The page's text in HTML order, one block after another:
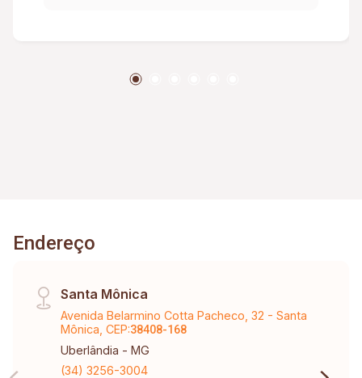
supermercados, posto de saúde e comércios
Endereço
Santa Mônica
Avenida Belarmino Cotta Pacheco, 32 - Santa
Mônica, CEP:38408-168
Uberlândia - MG
(34) 3256-3004